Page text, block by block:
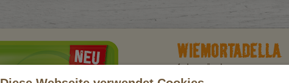
WIEMORTADELLA
fein würzig